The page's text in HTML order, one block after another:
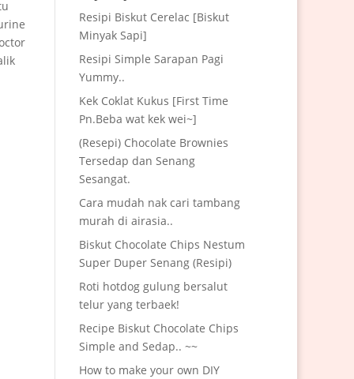
Resipi Biskut Cerelac [Biskut
Minyak Sapi]
Resipi Simple Sarapan Pagi
Yummy..
Kek Coklat Kukus [First Time
Pn.Beba wat kek wei~]
(Resepi) Chocolate Brownies
Tersedap dan Senang
Sesangat.
Cara mudah nak cari tambang
murah di airasia..
Biskut Chocolate Chips Nestum
Super Duper Senang (Resipi)
Roti hotdog gulung bersalut
telur yang terbaek!
Recipe Biskut Chocolate Chips
Simple and Sedap.. ~~
How to make your own DIY